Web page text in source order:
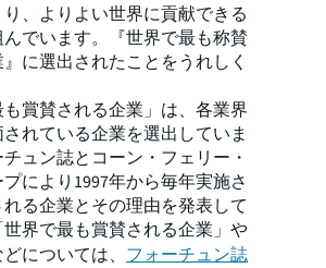
、よりよい世界に貢献できる
でいます。『世界で最も称賛
に選出されたことをうれしく
も賞賛される企業」は、各業界
れている企業を選出していま
ュン誌とコーン・フェリー・
により1997年から毎年実施さ
る企業とその理由を発表して
界で最も賞賛される企業」や
については、 フォーチュン誌